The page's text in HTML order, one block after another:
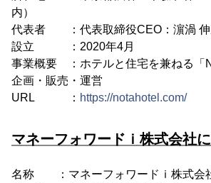
内）
代表者 ：代表取締役CEO：濵渦 伸
設立 ：2020年4月
事業概要 ：ホテルと住宅を兼ねる「
企画・販売・運営
URL ： https://notahotel.com/
マネーフォワードｉ株式会社
名称 ：マネーフォワードｉ株式会